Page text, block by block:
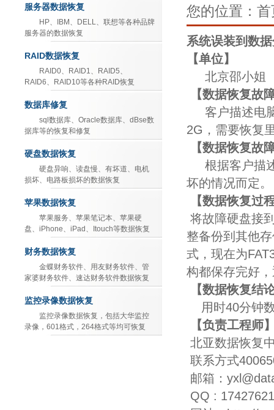
服务器数据恢复
HP、IBM、DELL、联想等各种品牌
服务器的数据恢复
RAID数据恢复
RAID0、RAID1、RAID5、
RAID6、RAID10等各种RAID恢复
数据库修复
sql数据库、Oracle数据库、dBse数
据库等的恢复和修复
硬盘数据恢复
硬盘异响、读盘慢、有坏道、电机
损坏、电路板损坏的数据恢复
苹果数据恢复
苹果服务、苹果笔记本、苹果硬
盘、iPhone、iPad、Itouch等数据恢复
财务数据恢复
金蝶财务软件、用友财务软件、管
家婆财务软件、速达财务软件数据恢复
监控录像数据恢复
监控录像数据恢复，包括大华监控
录像，601格式，264格式等均可恢复
您的位置：
系统误装到数
【单位】
北京邵小姐
【数据恢复故
客户描述电
2G ，需要恢复
【数据恢复故
根据客户描
坏的情况而定。
【数据恢复过
将故障硬盘接
整备份到其他
式，现在为
构都保存完好
【数据恢复结
用时40分钟
【负责工程师
北亚数据恢复
联系方式
邮箱：
QQ :